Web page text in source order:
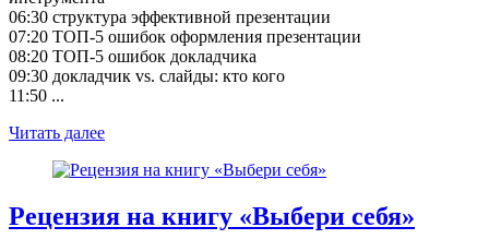
06:30 структура эффективной презентации
07:20 ТОП-5 ошибок оформления презентации
08:20 ТОП-5 ошибок докладчика
09:30 докладчик vs. слайды: кто кого
11:50 ...
Читать далее
Рецензия на книгу «Выбери себя»